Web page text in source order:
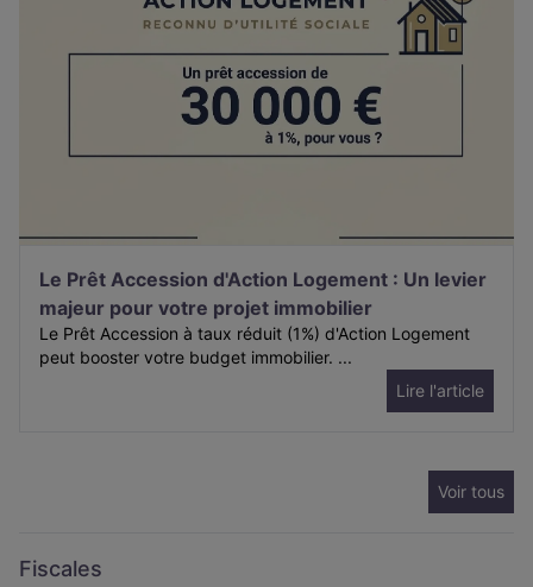
Le Prêt Accession d'Action Logement : Un levier
majeur pour votre projet immobilier
Le Prêt Accession à taux réduit (1%) d'Action Logement
peut booster votre budget immobilier. ...
Lire l'article
Voir tous
Fiscales